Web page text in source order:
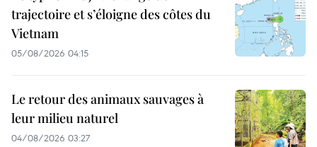
trajectoire et s’éloigne des côtes du
Vietnam
05/08/2026 04:15
Le retour des animaux sauvages à
leur milieu naturel
04/08/2026 03:27